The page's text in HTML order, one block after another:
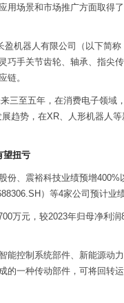
用场景和市场推广方面取得
机器人有限公司（以下简
手关节齿轮、轴承、指尖
链。
三至五年，在消费电子领域
趋势，在XR、人形机器人
望扭亏
份、震裕科技业绩预增
）等4家公司预计业
万元，较2023年归母净利
能控制系统部件、新能源动
的一种传动部件，可将回转